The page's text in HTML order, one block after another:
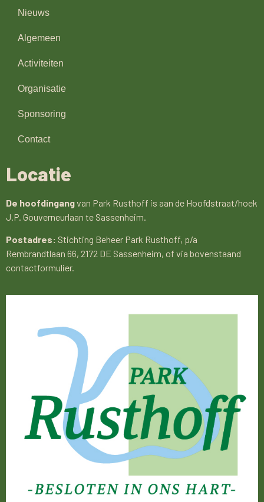
Nieuws
Algemeen
Activiteiten
Organisatie
Sponsoring
Contact
Locatie
De hoofdingangvan Park Rusthoff is aan de Hoofdstraat/hoek
J.P. Gouverneurlaan te Sassenheim.
Postadres: Stichting Beheer Park Rusthoff, p/a
Rembrandtlaan 66, 2172 DE Sassenheim, of via bovenstaand
contactformulier.